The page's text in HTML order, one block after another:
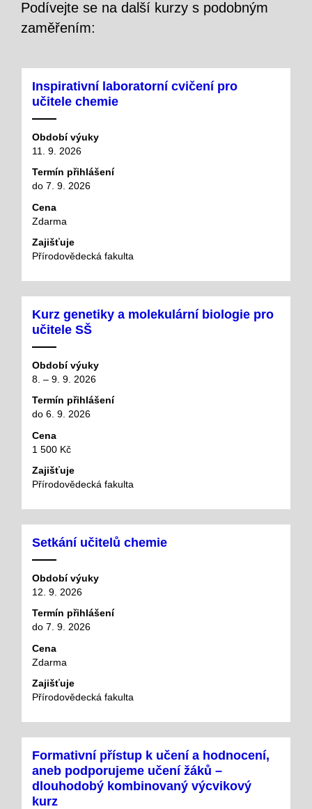
Podívejte se na další kurzy s podobným
zaměřením:
Inspirativní laboratorní cvičení pro
učitele chemie
Období výuky
11. 9. 2026
Termín přihlášení
do 7. 9. 2026
Cena
Zdarma
Zajišťuje
Přírodovědecká fakulta
Kurz genetiky a molekulární biologie pro
učitele SŠ
Období výuky
8. – 9. 9. 2026
Termín přihlášení
do 6. 9. 2026
Cena
1 500 Kč
Zajišťuje
Přírodovědecká fakulta
Setkání učitelů chemie
Období výuky
12. 9. 2026
Termín přihlášení
do 7. 9. 2026
Cena
Zdarma
Zajišťuje
Přírodovědecká fakulta
Formativní přístup k učení a hodnocení,
aneb podporujeme učení žáků –
dlouhodobý kombinovaný výcvikový
kurz